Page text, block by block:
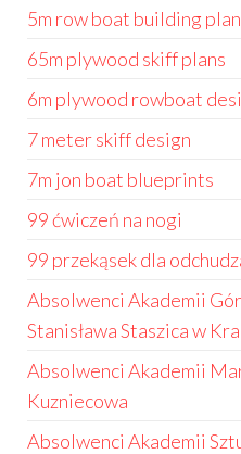
5m row boat building
65m plywood skiff plans
6m plywood rowboat
7 meter skiff design
7m jon boat blueprints
99 ćwiczeń na nogi
99 przekąsek dla
Absolwenci Akademii
Stanisława Staszica w
Absolwenci Akademii
Kuzniecowa
Absolwenci Akademii